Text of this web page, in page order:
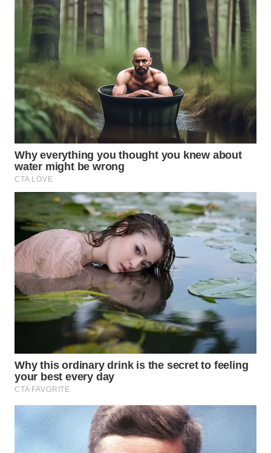
SERIBU
WN
BINJAI
WN
CIREBON
WN
INDRAMAYU
WN
KUNINGAN
WN
MAJALENGKA
WN
SUBANG
WN
SUKABUMI
PURWAKARTA
WN